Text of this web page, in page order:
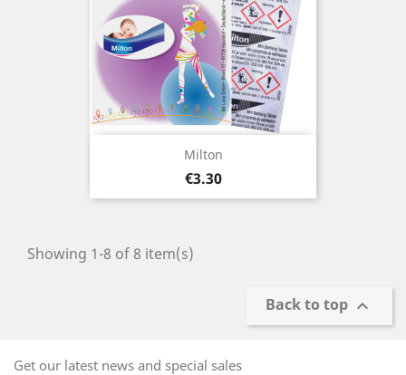
Milton
Price
€3.30
Showing 1-8 of 8 item(s)
Back to top 
Get our latest news and special sales